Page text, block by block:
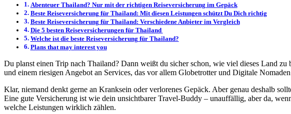
Abenteuer Thailand? Nur mit der richtigen Reiseversicherung im Gepäck
Beste Reiseversicherung für Thailand: Mit diesen Leistungen schützt Du Dich richtig
Beste Reiseversicherung für Thailand: Verschiedene Anbieter im Vergleich
Die 5 besten Reiseversicherungen für Thailand
Welche ist die beste Reiseversicherung für Thailand?
Plans that may interest you
Du planst einen Trip nach Thailand? Dann weißt du sicher schon, wie viel dieses Land
und einem riesigen Angebot an Services, das vor allem Globetrotter und Digitale
Klar, niemand denkt gerne an Kranksein oder verlorenes Gepäck. Aber genau deshalb
Eine gute Versicherung ist wie dein unsichtbarer Travel-Buddy – unauffällig, aber da,
welche Leistungen wirklich zählen.